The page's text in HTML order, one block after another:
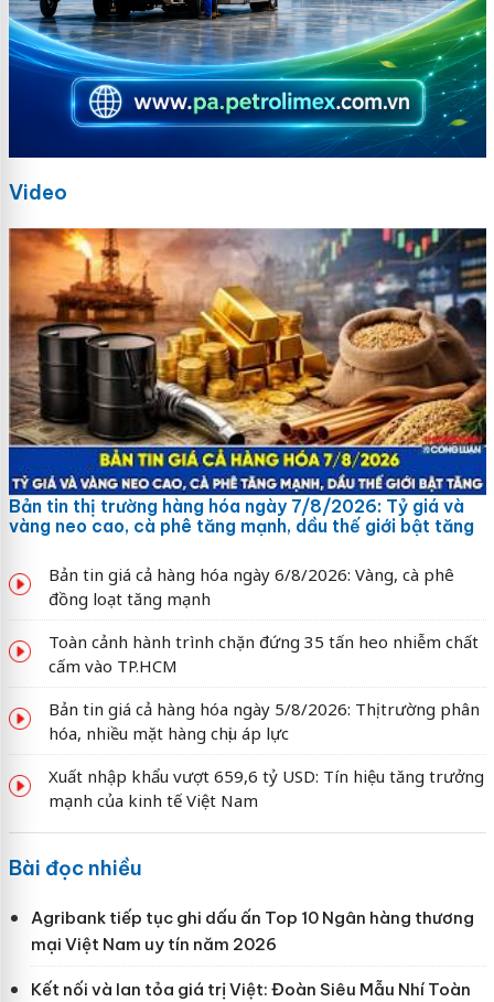
Video
Bản tin thị trường hàng hóa ngày 7/8/2026: Tỷ giá và
vàng neo cao, cà phê tăng mạnh, dầu thế giới bật tăng
Bản tin giá cả hàng hóa ngày 6/8/2026: Vàng, cà phê
đồng loạt tăng mạnh
Toàn cảnh hành trình chặn đứng 35 tấn heo nhiễm chất
cấm vào TP.HCM
Bản tin giá cả hàng hóa ngày 5/8/2026: Thị trường phân
hóa, nhiều mặt hàng chịu áp lực
Xuất nhập khẩu vượt 659,6 tỷ USD: Tín hiệu tăng trưởng
mạnh của kinh tế Việt Nam
Bài đọc nhiều
Agribank tiếp tục ghi dấu ấn Top 10 Ngân hàng thương
mại Việt Nam uy tín năm 2026
Kết nối và lan tỏa giá trị Việt: Đoàn Siêu Mẫu Nhí Toàn